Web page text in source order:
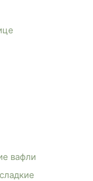
вафли